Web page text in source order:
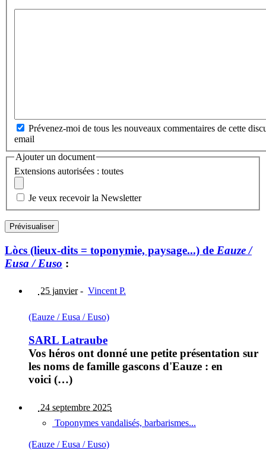
Prévenez-moi de tous les nouveaux commentaires de cette
email
Ajouter un document
Extensions autorisées : toutes
Je veux recevoir la Newsletter
Lòcs (lieux-dits = toponymie, paysage...) de Eauze /
Eusa / Euso :
25 janvier- Vincent P.
(Eauze / Eusa / Euso)
SARL Latraube
Vos héros ont donné une petite présentation sur
les noms de famille gascons d'Eauze : en
voici (…)
24 septembre 2025
Toponymes vandalisés, barbarismes...
(Eauze / Eusa / Euso)